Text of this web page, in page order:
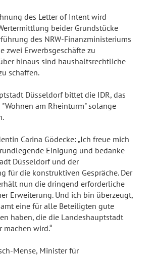
des Letter of Intent wird
beider Grundstücke
des NRW-Finanzministeriums
zwei Erwerbsgeschäfte zu
hinaus sind haushaltsrechtliche
schaffen.
Düsseldorf bittet die IDR, das
"Wohnen am Rheinturm" solange
Carina Gödecke: „Ich freue mich
Einigung und bedanke
Düsseldorf und der
für die konstruktiven Gespräche. Der
nun die dringend erforderliche
Erweiterung. Und ich bin überzeugt,
eine für alle Beteiligten gute
haben, die die Landeshauptstadt
wird.“
Mense, Minister für